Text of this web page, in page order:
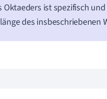
ist spezifisch
des insbeschriebenen